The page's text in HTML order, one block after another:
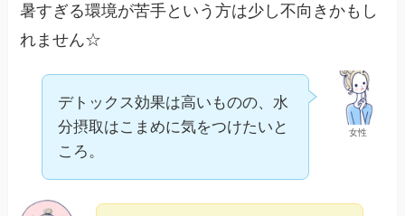
暑すぎる環境が苦手という方は少し不向きかもし
れません☆
女性
デトックス効果は高いものの、水
分摂取はこまめに気をつけたいと
ころ。